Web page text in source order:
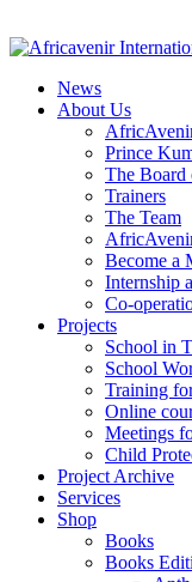
News
About Us
Prince
The
Trainers
The Team
Become a
Internship
Co-
Projects
School in
School
Training
Online
Meetings
Child
Project Archive
Services
Shop
Books
Books